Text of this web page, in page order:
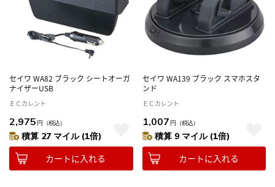
セイワ WA82 ブラック シートオーガ
ナイザーUSB
ＥＣカレント
2,975 円 （税込）
積算 27 マイル (1倍)
カートに入れる
セイワ WA139 ブラック スマホスタ
ンド
ＥＣカレント
1,007 円 （税込）
積算 9 マイル (1倍)
カートに入れる